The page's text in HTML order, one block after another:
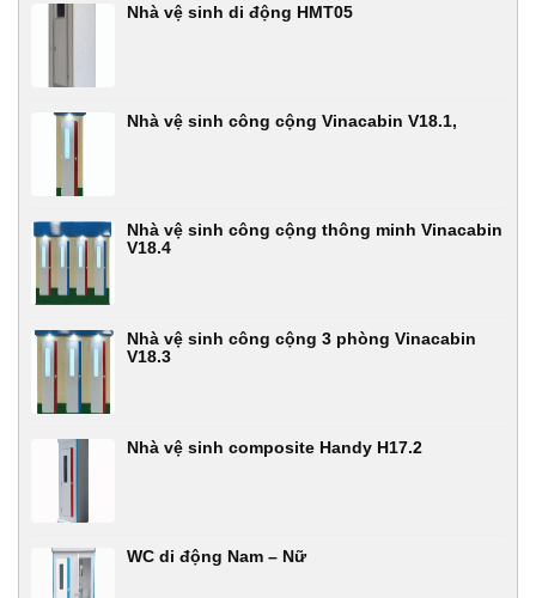
Nhà vệ sinh di động HMT05
Nhà vệ sinh công cộng Vinacabin V18.1,
Nhà vệ sinh công cộng thông minh Vinacabin
V18.4
Nhà vệ sinh công cộng 3 phòng Vinacabin
V18.3
Nhà vệ sinh composite Handy H17.2
WC di động Nam – Nữ